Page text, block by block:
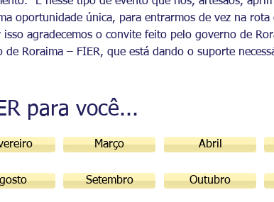
oportunidade única, para entrarmos de vez na
agradecemos o convite feito pelo governo de
de Roraima – FIER, que está dando o suporte
para você...
Março Abril
Setembro Outubro